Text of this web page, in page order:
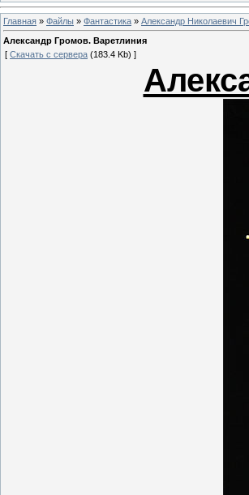
Главная » Файлы » Фантастика » Александр Николаевич
Александр Громов. Варетлиния
[ Скачать с сервера (183.4 Kb) ]